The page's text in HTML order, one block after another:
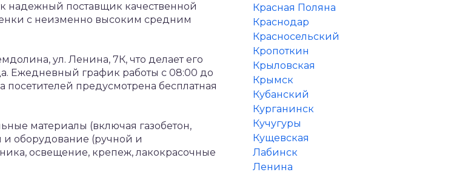
надежный поставщик качественной
с неизменно высоким средним
ул. Ленина, 7К, что делает его
Ежедневный график работы с 08:00 до
посетителей предусмотрена бесплатная
материалы (включая газобетон,
оборудование (ручной и
освещение, крепеж, лакокрасочные
Красная Поляна
Краснодар
Красносельский
Кропоткин
Крыловская
Крымск
Кубанский
Курганинск
Кучугуры
Кущевская
Лабинск
Ленина